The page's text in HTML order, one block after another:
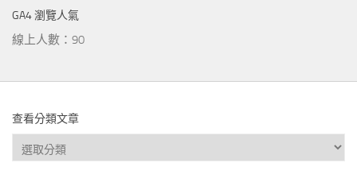
GA4 瀏覽人氣
線上人數：90
查看分類文章
查
看